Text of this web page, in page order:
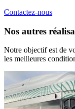
Contactez-nous
Nos autres
Notre objectif est de
les meilleures